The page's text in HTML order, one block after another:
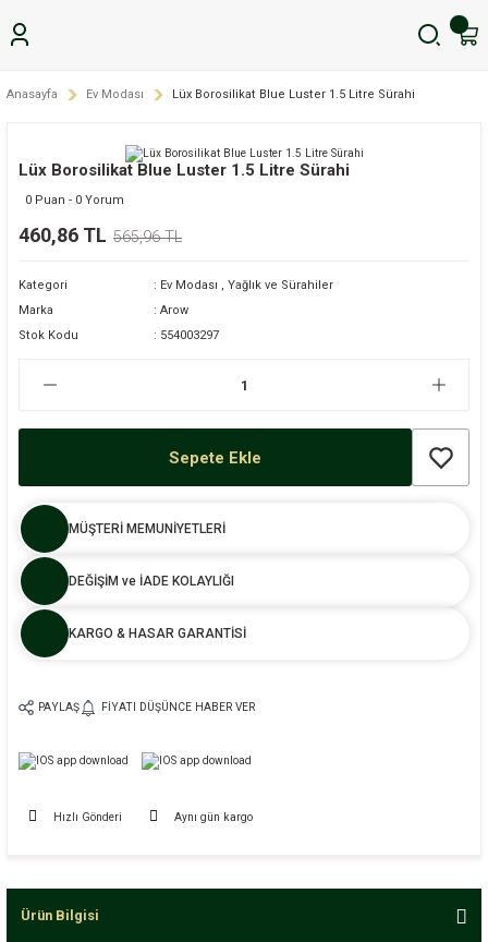
Anasayfa Ev Modası Lüx Borosilikat Blue Luster 1.5 Litre Sürahi
Lüx Borosilikat Blue Luster 1.5 Litre Sürahi
0 Puan - 0 Yorum
460,86 TL 565,96 TL
Kategori Ev Modası ,Yağlık ve Sürahiler
Marka
Arow
Stok Kodu
554003297
Sepete Ekle
MÜŞTERİ MEMUNİYETLERİ
DEĞİŞİM ve İADE KOLAYLIĞI
KARGO & HASAR GARANTİSİ
PAYLAŞ FIYATI DÜŞÜNCE HABER VER
Hızlı Gönderi Aynı gün kargo
Ürün Bilgisi